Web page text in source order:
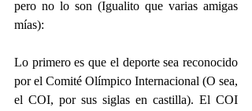
pero no lo son (Igualito que varias amigas
mías):
Lo primero es que el deporte sea reconocido
por el Comité Olímpico Internacional (O sea,
el COI, por sus siglas en castilla). El COI